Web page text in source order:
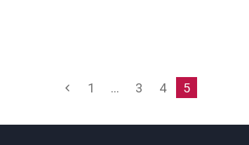
1 … 3 4 5